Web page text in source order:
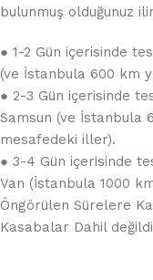
bulunmuş olduğunuz
● 1-2 Gün içerisinde
(ve İstanbula 600 km
● 2-3 Gün içerisinde
Samsun (ve İstanbula
mesafedeki iller).
● 3-4 Gün içerisinde
Van (İstanbula 1000
Öngörülen Sürelere
Kasabalar Dahil